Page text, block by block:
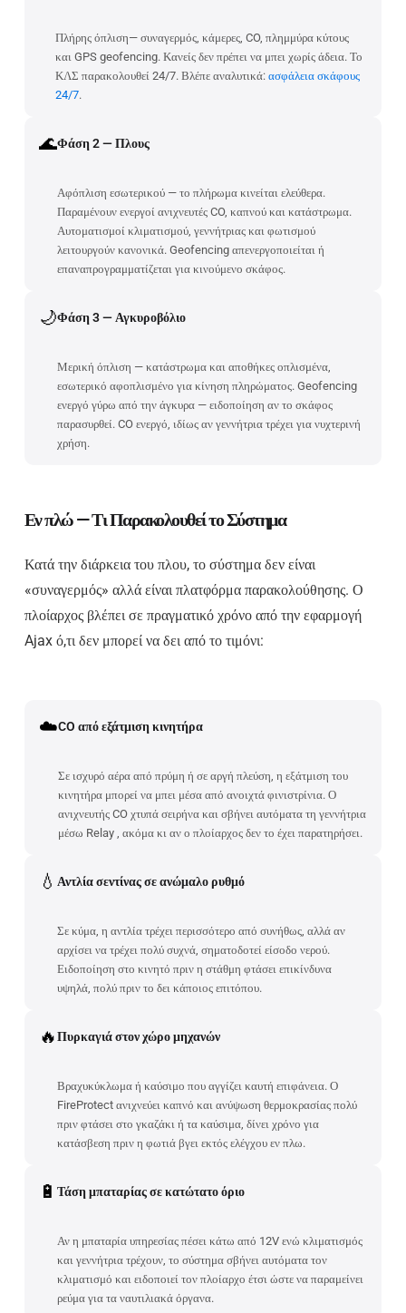
Πλήρης όπλιση— συναγερμός, κάμερες, CO, πλημμύρα κύτους
και GPS geofencing. Κανείς δεν πρέπει να μπει χωρίς άδεια. Το
ΚΛΣ παρακολουθεί 24/7. Βλέπε αναλυτικά: ασφάλεια σκάφους
24/7.
🌊Φάση 2 — Πλους
Αφόπλιση εσωτερικού — το πλήρωμα κινείται ελεύθερα.
Παραμένουν ενεργοί ανιχνευτές CO, καπνού και κατάστρωμα.
Αυτοματισμοί κλιματισμού, γεννήτριας και φωτισμού
λειτουργούν κανονικά. Geofencing απενεργοποιείται ή
επαναπρογραμματίζεται για κινούμενο σκάφος.
🌙Φάση 3 — Αγκυροβόλιο
Μερική όπλιση — κατάστρωμα και αποθήκες οπλισμένα,
εσωτερικό αφοπλισμένο για κίνηση πληρώματος. Geofencing
ενεργό γύρω από την άγκυρα — ειδοποίηση αν το σκάφος
παρασυρθεί. CO ενεργό, ιδίως αν γεννήτρια τρέχει για νυχτερινή
χρήση.
Εν πλώ — Τι Παρακολουθεί το Σύστημα
Κατά την διάρκεια του πλου, το σύστημα δεν είναι
«συναγερμός» αλλά είναι πλατφόρμα παρακολούθησης. Ο
πλοίαρχος βλέπει σε πραγματικό χρόνο από την εφαρμογή
Ajax ό,τι δεν μπορεί να δει από το τιμόνι:
☁️CO από εξάτμιση κινητήρα
Σε ισχυρό αέρα από πρύμη ή σε αργή πλεύση, η εξάτμιση του
κινητήρα μπορεί να μπει μέσα από ανοιχτά φινιστρίνια. Ο
ανιχνευτής CO χτυπά σειρήνα και σβήνει αυτόματα τη γεννήτρια
μέσω Relay , ακόμα κι αν ο πλοίαρχος δεν το έχει παρατηρήσει.
💧 Αντλία σεντίνας σε ανώμαλο ρυθμό
Σε κύμα, η αντλία τρέχει περισσότερο από συνήθως, αλλά αν
αρχίσει να τρέχει πολύ συχνά, σηματοδοτεί είσοδο νερού.
Ειδοποίηση στο κινητό πριν η στάθμη φτάσει επικίνδυνα
υψηλά, πολύ πριν το δει κάποιος επιτόπου.
🔥Πυρκαγιά στον χώρο μηχανών
Βραχυκύκλωμα ή καύσιμο που αγγίζει καυτή επιφάνεια. Ο
FireProtect ανιχνεύει καπνό και ανύψωση θερμοκρασίας πολύ
πριν φτάσει στο γκαζάκι ή τα καύσιμα, δίνει χρόνο για
κατάσβεση πριν η φωτιά βγει εκτός ελέγχου εν πλω.
🔋 Τάση μπαταρίας σε κατώτατο όριο
Αν η μπαταρία υπηρεσίας πέσει κάτω από 12V ενώ κλιματισμός
και γεννήτρια τρέχουν, το σύστημα σβήνει αυτόματα τον
κλιματισμό και ειδοποιεί τον πλοίαρχο έτσι ώστε να παραμείνει
ρεύμα για τα ναυτιλιακά όργανα.